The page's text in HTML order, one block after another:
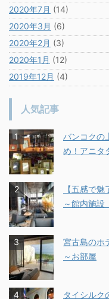
2020年7月 (14)
2020年3月 (6)
2020年2月 (3)
2020年1月 (12)
2019年12月 (4)
人気記事
バンコクの
め！アニタ
【五感で
～館内施設
宮古島のホ
～お部屋
タイシルク